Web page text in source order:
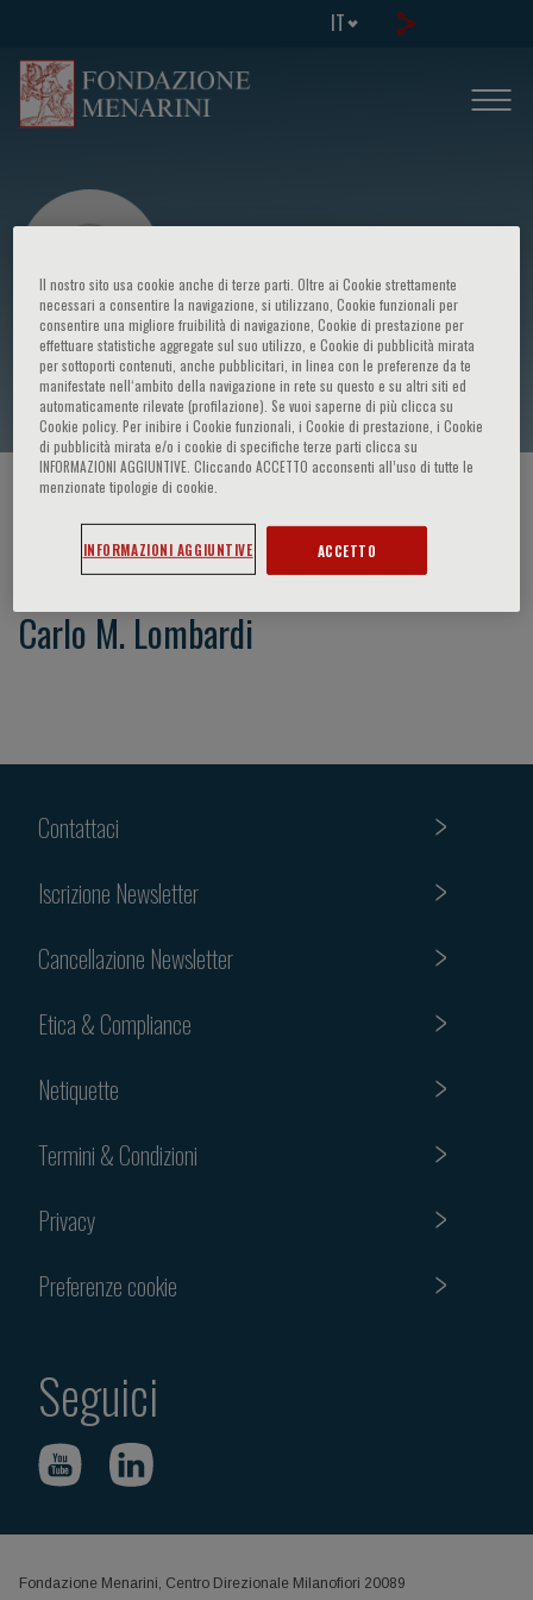
IT
Carlo M. Lombardi
HOME PAGE / CORSI ED EVENTI
Carlo M. Lombardi
Contattaci
Iscrizione Newsletter
Cancellazione Newsletter
Etica & Compliance
Netiquette
Termini & Condizioni
Privacy
Preferenze cookie
Seguici
Fondazione Menarini, Centro Direzionale Milanofiori 20089
Il nostro sito usa cookie anche di terze parti. Oltre ai Cookie strettamente
necessari a consentire la navigazione, si utilizzano, Cookie funzionali per
consentire una migliore fruibilità di navigazione, Cookie di prestazione per
effettuare statistiche aggregate sul suo utilizzo, e Cookie di pubblicità mirata
per sottoporti contenuti, anche pubblicitari, in linea con le preferenze da te
manifestate nell‘ambito della navigazione in rete su questo e su altri siti ed
automaticamente rilevate (profilazione). Se vuoi saperne di più clicca su
Cookie policy. Per inibire i Cookie funzionali, i Cookie di prestazione, i Cookie
di pubblicità mirata e/o i cookie di specifiche terze parti clicca su
INFORMAZIONI AGGIUNTIVE. Cliccando ACCETTO acconsenti all’uso di tutte le
menzionate tipologie di cookie.
INFORMAZIONI AGGIUNTIVE ACCETTO